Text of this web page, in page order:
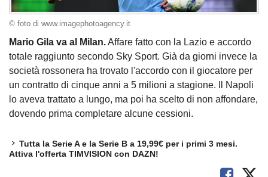
© foto di www.imagephotoagency.it
Mario Gila va al Milan.Affare fatto con la Lazio e accordo
totale raggiunto secondo Sky Sport. Già da giorni invece la
società rossonera ha trovato l'accordo con il giocatore per
un contratto di cinque anni a 5 milioni a stagione. Il Napoli
lo aveva trattato a lungo, ma poi ha scelto di non affondare,
dovendo prima completare alcune cessioni.
Tutta la Serie A e la Serie B a 19,99€ per i primi 3 mesi.
Attiva l'offerta TIMVISION con DAZN!